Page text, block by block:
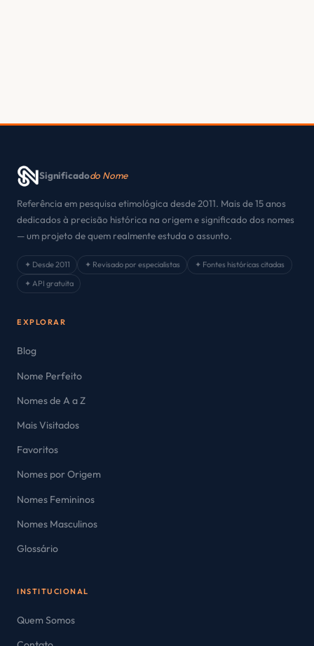
Significadodo Nome
Referência em pesquisa etimológica desde 2011. Mais de 15 anos
dedicados à precisão histórica na origem e significado dos nomes
— um projeto de quem realmente estuda o assunto.
✦ Desde 2011 ✦ Revisado por especialistas
✦ Fontes históricas citadas
✦ API gratuita
EXPLORAR
Blog
Nome Perfeito
Nomes de A a Z
Mais Visitados
Favoritos
Nomes por Origem
Nomes Femininos
Nomes Masculinos
Glossário
INSTITUCIONAL
Quem Somos